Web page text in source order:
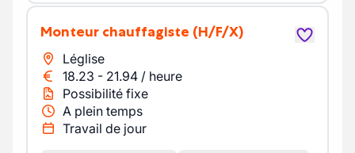
Monteur chauffagiste (H/F/X)
Léglise
18.23 - 21.94 / heure
Possibilité fixe
A plein temps
Travail de jour